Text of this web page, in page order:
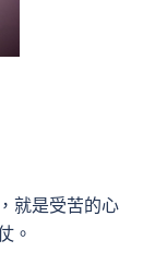
就是受苦的心
。